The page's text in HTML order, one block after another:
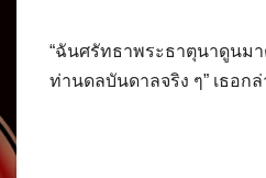
“ฉันศรัทธาพระธาตุนาดูนมา
ท่านดลบันดาลจริง ๆ” เธอกล่